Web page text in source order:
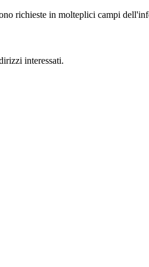
richieste in molteplici campi
interessati.